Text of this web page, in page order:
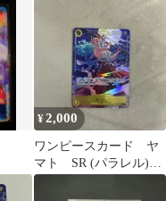
¥2,000
ワンピースカード ヤ
マト SR (パラレル)
OP04-112